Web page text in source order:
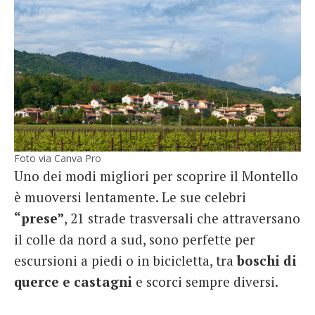
Foto via Canva Pro
Uno dei modi migliori per scoprire il Montello
è muoversi lentamente. Le sue celebri
“prese”, 21 strade trasversali che attraversano
il colle da nord a sud, sono perfette per
escursioni a piedi o in bicicletta, traboschi di
querce e castagni e scorci sempre diversi.